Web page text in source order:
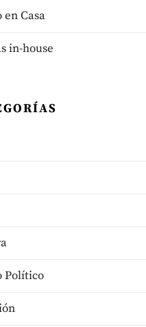
Casa
in-house
Político